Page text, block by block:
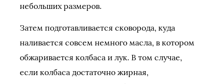
небольших размеров.
Затем подготавливается сковорода, куда
наливается совсем немного масла, в котором
обжаривается колбаса и лук. В том случае,
если колбаса достаточно жирная,